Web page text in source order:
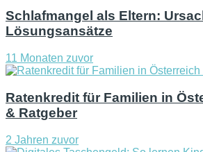
Schlafmangel als Eltern:
Lösungsansätze
11 Monaten zuvor
Ratenkredit für Familien in
& Ratgeber
2 Jahren zuvor